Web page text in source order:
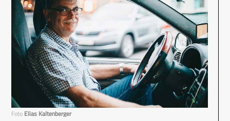
Foto Elias Kaltenberger